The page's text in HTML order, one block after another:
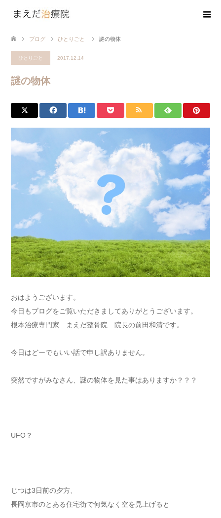
ブログ ひとりごと 謎の物体
ひとりごと 2017.12.14
謎の物体
おはようございます。
今日もブログをご覧いただきましてありがとうございます。
根本治療専門家 まえだ整骨院 院長の前田和清です。
今日はどーでもいい話で申し訳ありません。
突然ですがみなさん、謎の物体を見た事はありますか？？？
UFO？
じつは3日前の夕方、
長岡京市のとある住宅街で何気なく空を見上げると